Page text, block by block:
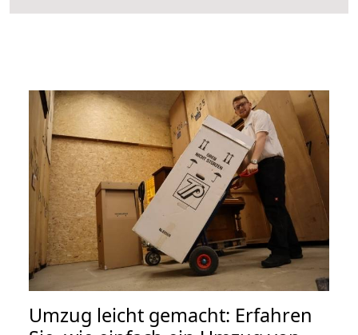
Umzug leicht gemacht: Erfahren